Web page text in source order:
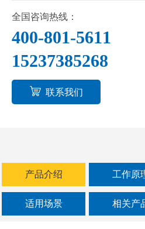
自动化生产线的循
料/色选/破碎/筛选的
全国咨询热线：
400-801-5611
15237385268
联系我们
产品介绍 工作原
适用场景 相关产